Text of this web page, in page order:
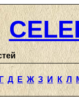
Д Е Ж З И К Л